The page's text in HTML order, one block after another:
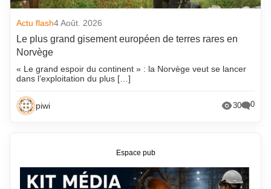
Actu flash4 Août. 2026
Le plus grand gisement européen de terres rares en
Norvège
« Le grand espoir du continent » : la Norvège veut se lancer
dans l’exploitation du plus […]
piwi 30 0
Espace pub